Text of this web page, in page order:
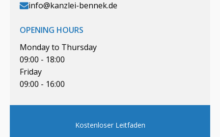
info@kanzlei-bennek.de
OPENING HOURS
Monday to Thursday
09:00 - 18:00
Friday
09:00 - 16:00
Kostenloser Leitfaden